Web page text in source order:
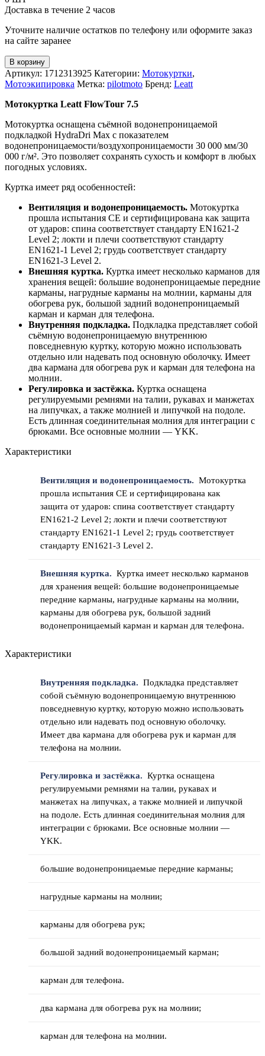
Доставка в течение 2 часов
Уточните наличие остатков по телефону или оформите заказ
на сайте заранее
В корзину
Артикул: 1712313925 Категории: Мотокуртки,
Мотоэкипировка Метка: pilotmoto Бренд: Leatt
Мотокуртка Leatt FlowTour 7.5
Мотокуртка оснащена съёмной водонепроницаемой
подкладкой HydraDri Max с показателем
водонепроницаемости/воздухопроницаемости 30 000 мм/30
000 г/м². Это позволяет сохранять сухость и комфорт в любых
погодных условиях.
Куртка имеет ряд особенностей:
Вентиляция и водонепроницаемость. Мотокуртка
прошла испытания CE и сертифицирована как защита
от ударов: спина соответствует стандарту EN1621-2
Level 2; локти и плечи соответствуют стандарту
EN1621-1 Level 2; грудь соответствует стандарту
EN1621-3 Level 2.
Внешняя куртка. Куртка имеет несколько карманов для
хранения вещей: большие водонепроницаемые передние
карманы, нагрудные карманы на молнии, карманы для
обогрева рук, большой задний водонепроницаемый
карман и карман для телефона.
Внутренняя подкладка. Подкладка представляет собой
съёмную водонепроницаемую внутреннюю
повседневную куртку, которую можно использовать
отдельно или надевать под основную оболочку. Имеет
два кармана для обогрева рук и карман для телефона на
молнии.
Регулировка и застёжка. Куртка оснащена
регулируемыми ремнями на талии, рукавах и манжетах
на липучках, а также молнией и липучкой на подоле.
Есть длинная соединительная молния для интеграции с
брюками. Все основные молнии — YKK.
Характеристики
Вентиляция и водонепроницаемость. Мотокуртка
прошла испытания CE и сертифицирована как
защита от ударов: спина соответствует стандарту
EN1621-2 Level 2; локти и плечи соответствуют
стандарту EN1621-1 Level 2; грудь соответствует
стандарту EN1621-3 Level 2.
Внешняя куртка. Куртка имеет несколько карманов
для хранения вещей: большие водонепроницаемые
передние карманы, нагрудные карманы на молнии,
карманы для обогрева рук, большой задний
водонепроницаемый карман и карман для телефона.
Характеристики
Внутренняя подкладка. Подкладка представляет
собой съёмную водонепроницаемую внутреннюю
повседневную куртку, которую можно использовать
отдельно или надевать под основную оболочку.
Имеет два кармана для обогрева рук и карман для
телефона на молнии.
Регулировка и застёжка. Куртка оснащена
регулируемыми ремнями на талии, рукавах и
манжетах на липучках, а также молнией и липучкой
на подоле. Есть длинная соединительная молния для
интеграции с брюками. Все основные молнии —
YKK.
большие водонепроницаемые передние карманы;
нагрудные карманы на молнии;
карманы для обогрева рук;
большой задний водонепроницаемый карман;
карман для телефона.
два кармана для обогрева рук на молнии;
карман для телефона на молнии.